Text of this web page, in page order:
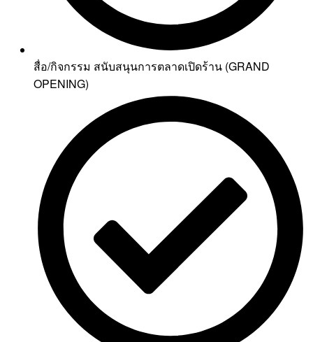
สื่อ/กิจกรรม สนับสนุนการตลาดเปิดร้าน (GRAND
OPENING)